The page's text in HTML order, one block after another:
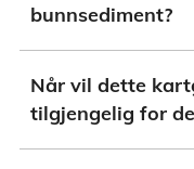
bunnsediment?
Når vil dette
tilgjengelig for